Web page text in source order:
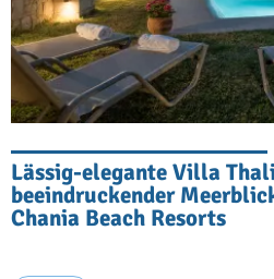
Lässig-elegante Villa
beeindruckender
Chania Beach Resorts